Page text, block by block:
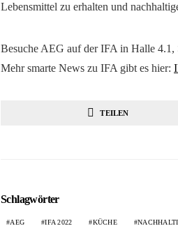
Lebensmittel zu erhalten und
Besuche AEG auf der IFA in Halle 4.1,
Mehr smarte News zu IFA gibt es hier:
TEILEN
Schlagwörter
AEG IFA 2022 KÜCHE